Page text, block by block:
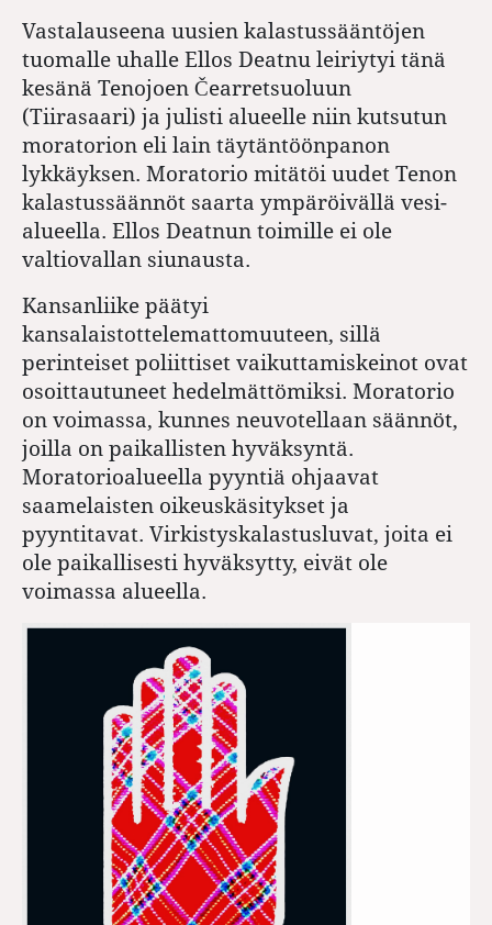
Vastalauseena uusien kalastussääntöjen
tuomalle uhalle Ellos ­Deatnu leiriytyi tänä
kesänä Teno­joen Čearretsuoluun
(Tiirasaari) ja julisti alueelle niin kutsutun
moratorion eli lain täytäntöönpanon
lykkäyksen. Moratorio mitätöi uudet Tenon
kalastussäännöt saarta ympäröivällä vesi­
alueella. Ellos Deatnun toimille ei ole
valtiovallan siunausta.
Kansanliike päätyi
kansalaistottelemattomuuteen, sillä
perinteiset poliittiset vaikuttamiskeinot ovat
osoittautuneet hedelmättömiksi. Moratorio
on voimassa, kunnes neuvotellaan säännöt,
joilla on paikallisten hyväksyntä.
Moratorioalueella pyyntiä ohjaavat
saamelaisten oikeuskäsitykset ja
pyyntitavat. Virkistyskalastusluvat, joita ei
ole paikallisesti hyväksytty, eivät ole
voimassa alueella.